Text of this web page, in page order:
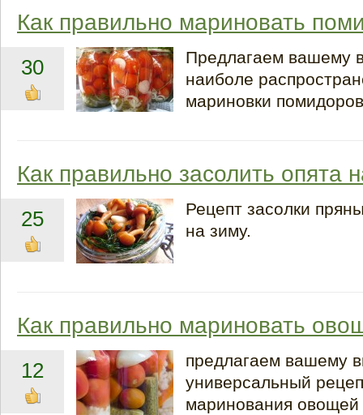
Как правильно мариновать
30
Предлагаем вашему
наиболе
мариновки
Как правильно засолить опята
25
Рецепт засолки
на зиму.
Как правильно мариновать
12
предлагаем вашему
универсальный
маринования овощей